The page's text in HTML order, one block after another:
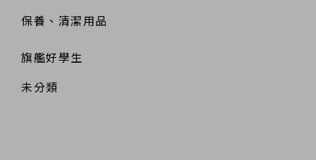
保養、清潔用品
旗艦好學生
未分類